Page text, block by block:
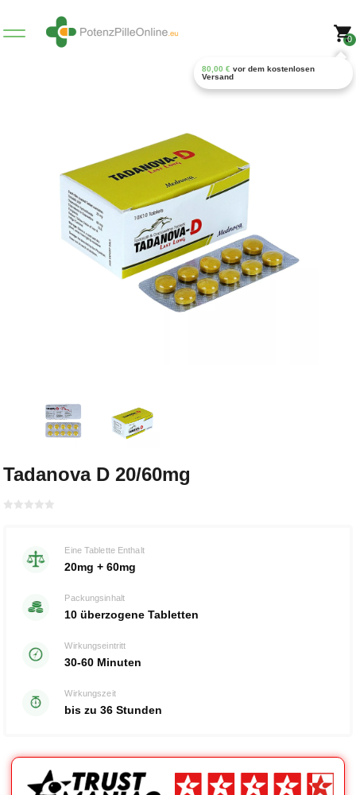
0
80,00 € vor dem kostenlosen
Versand
Tadanova D 20/60mg
Eine Tablette Enthalt
20mg + 60mg
Packungsinhalt
10 überzogene Tabletten
Wirkungseintritt
30-60 Minuten
Wirkungszeit
bis zu 36 Stunden